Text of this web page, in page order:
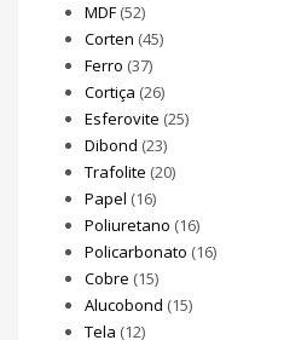
MDF (52)
Corten (45)
Ferro (37)
Cortiça (26)
Esferovite (25)
Dibond (23)
Trafolite (20)
Papel (16)
Poliuretano (16)
Policarbonato (16)
Cobre (15)
Alucobond (15)
Tela (12)